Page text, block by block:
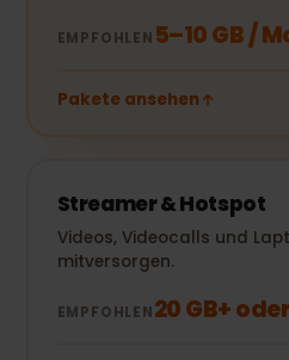
EMPFOHLEN 5–10 GB /
Pakete ansehen
Streamer & Hotspot
Videos, Videocalls und
mitversorgen.
EMPFOHLEN20 GB+